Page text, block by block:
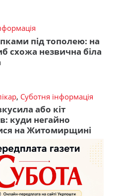
під тополею: на
схожа незвична біла
, Суботня інформація
або кіт
куди негайно
на Житомирщині